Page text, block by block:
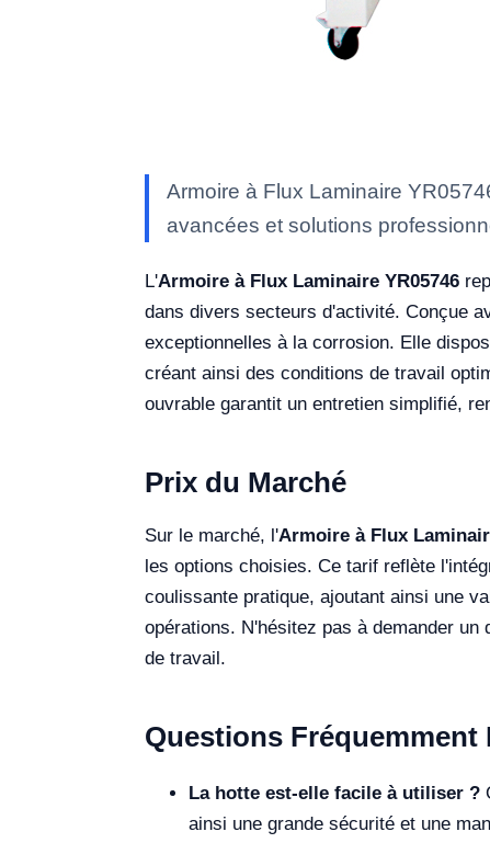
Armoire à Flux Laminaire
avancées et solutions
L'Armoire à Flux Laminaire YR05746
dans divers secteurs d'activité. Conçue
exceptionnelles à la corrosion. Elle
créant ainsi des conditions de travail
ouvrable garantit un entretien simplifié,
Prix du Marché
Sur le marché, l'Armoire à Flux
les options choisies. Ce tarif reflète
coulissante pratique, ajoutant ainsi une
opérations. N'hésitez pas à demander un
de travail.
Questions Fréquemment
La hotte est-elle facile à utiliser ?
ainsi une grande sécurité et une